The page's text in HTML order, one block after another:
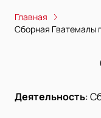
Главная
Сборная Гватемалы
Деятельность: